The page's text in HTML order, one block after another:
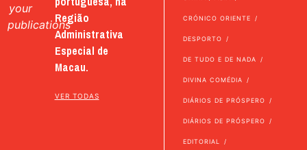
your
publicationsRegião
Administrativa
Especial de
Macau.
VER TODAS
CRÓNICO ORIENTE
DESPORTO
DE TUDO E DE NADA
DIVINA COMÉDIA
DIÁRIOS DE PRÓSPERO
DIÁRIOS DE PRÓSPERO
EDITORIAL